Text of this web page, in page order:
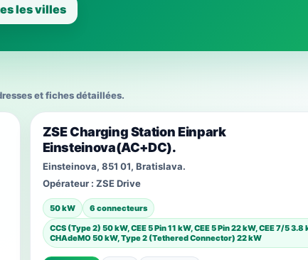
les villes
et fiches détaillées.
ZSE Charging Station Einpark
Einsteinova(AC+DC).
Einsteinova, 851 01, Bratislava.
Opérateur : ZSE Drive
50 kW
6 connecteurs
CCS (Type 2) 50 kW, CEE 5 Pin 11 kW, CEE 5 Pin 22 kW, CEE 7/5
CHAdeMO 50 kW, Type 2 (Tethered Connector) 22 kW